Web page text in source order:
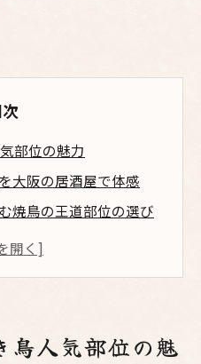
部位の魅力
大阪の居酒屋で体感
焼鳥の王道部位の選び
鳥人気部位の魅